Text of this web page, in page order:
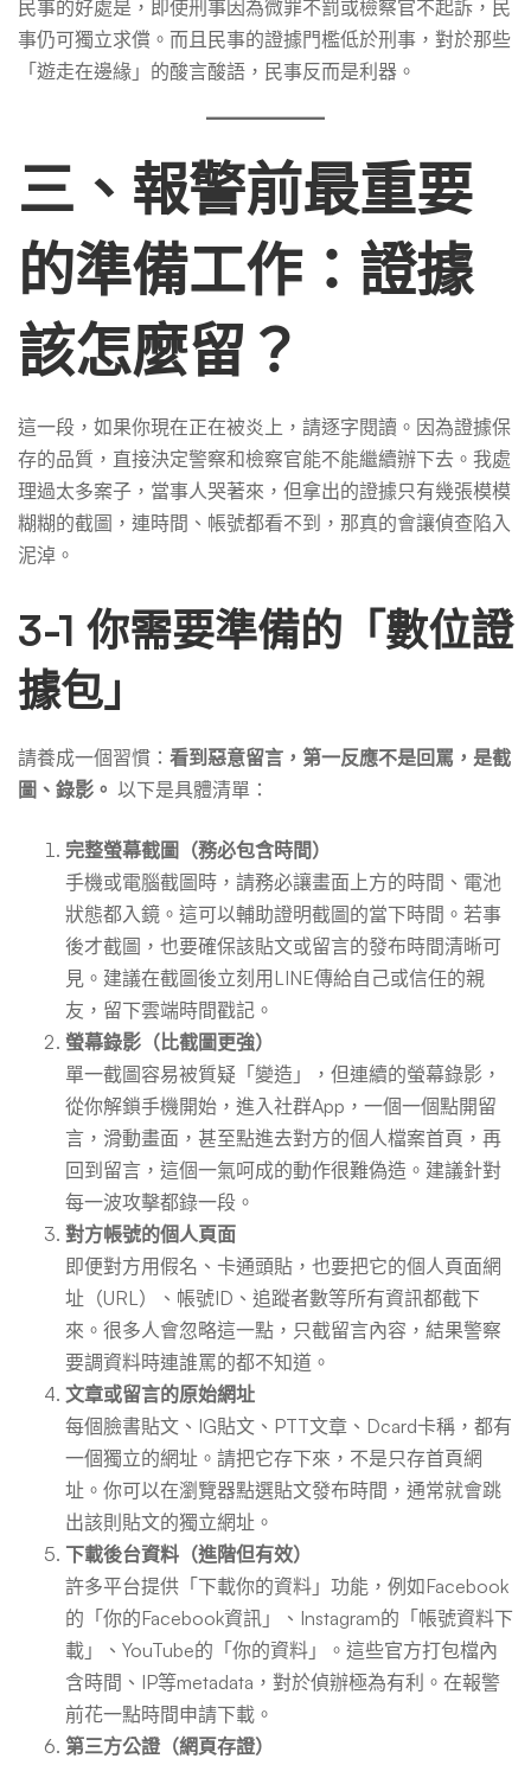
民事的好處是，即使刑事因為微罪不罰或檢察官不起訴，民
事仍可獨立求償。而且民事的證據門檻低於刑事，對於那些
「遊走在邊緣」的酸言酸語，民事反而是利器。
三、報警前最重要
的準備工作：證據
該怎麼留？
這一段，如果你現在正在被炎上，請逐字閱讀。因為證據保
存的品質，直接決定警察和檢察官能不能繼續辦下去。我處
理過太多案子，當事人哭著來，但拿出的證據只有幾張模模
糊糊的截圖，連時間、帳號都看不到，那真的會讓偵查陷入
泥淖。
3-1 你需要準備的「數位證
據包」
請養成一個習慣： 看到惡意留言，第一反應不是回罵，是截
圖、錄影。 以下是具體清單：
完整螢幕截圖（務必包含時間）
手機或電腦截圖時，請務必讓畫面上方的時間、電池
狀態都入鏡。這可以輔助證明截圖的當下時間。若事
後才截圖，也要確保該貼文或留言的發布時間清晰可
見。建議在截圖後立刻用LINE傳給自己或信任的親
友，留下雲端時間戳記。
螢幕錄影（比截圖更強）
單一截圖容易被質疑「變造」，但連續的螢幕錄影，
從你解鎖手機開始，進入社群App，一個一個點開留
言，滑動畫面，甚至點進去對方的個人檔案首頁，再
回到留言，這個一氣呵成的動作很難偽造。建議針對
每一波攻擊都錄一段。
對方帳號的個人頁面
即便對方用假名、卡通頭貼，也要把它的個人頁面網
址（URL）、帳號ID、追蹤者數等所有資訊都截下
來。很多人會忽略這一點，只截留言內容，結果警察
要調資料時連誰罵的都不知道。
文章或留言的原始網址
每個臉書貼文、IG貼文、PTT文章、Dcard卡稱，都有
一個獨立的網址。請把它存下來，不是只存首頁網
址。你可以在瀏覽器點選貼文發布時間，通常就會跳
出該則貼文的獨立網址。
下載後台資料（進階但有效）
許多平台提供「下載你的資料」功能，例如Facebook
的「你的Facebook資訊」、Instagram的「帳號資料下
載」、YouTube的「你的資料」。這些官方打包檔內
含時間、IP等metadata，對於偵辦極為有利。在報警
前花一點時間申請下載。
第三方公證（網頁存證）